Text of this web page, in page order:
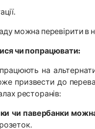
можна перевірити в
чи попрацювати:
працюють на
призвести до
ресторанів:
чи павербанки